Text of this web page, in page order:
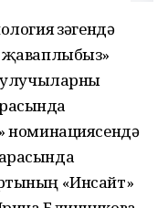
үзәгендә
җаваплыбыз»
номинациясендә
«Инсайт»